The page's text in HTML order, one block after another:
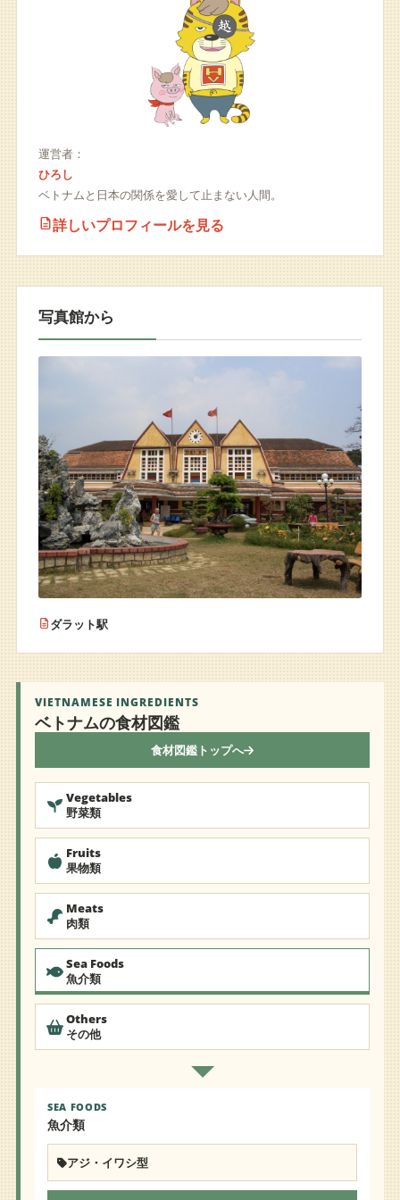
運営者：
ひろし
ベトナムと日本の関係を愛して止まない人間。
詳しいプロフィールを見る
写真館から
ダラット駅
VIETNAMESE INGREDIENTS
ベトナムの食材図鑑
食材図鑑トップへ
Vegetables
野菜類
Fruits
果物類
Meats
肉類
Sea Foods
魚介類
Others
その他
SEA FOODS
魚介類
アジ・イワシ型